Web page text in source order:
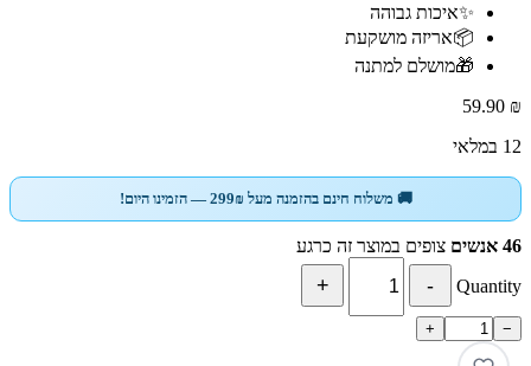
✨איכות גבוהה
📦אריזה מושקעת
🎁מושלם למתנה
59.90 ₪
12 במלאי
🚚 משלוח חינם בהזמנה מעל 299₪ — הזמינו היום!
46 אנשים
צופים במוצר זה כרגע
Quantity
−
+